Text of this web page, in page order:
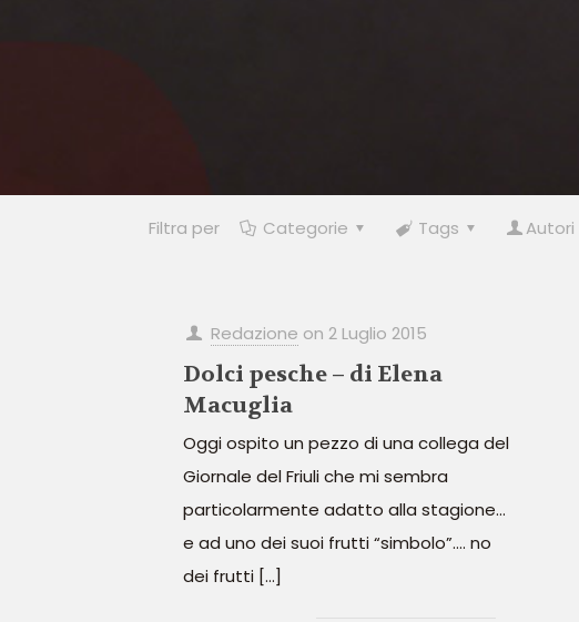
Filtra per Categorie Tags Autori
Redazione on 2 Luglio 2015
Dolci pesche – di Elena
Macuglia
Oggi ospito un pezzo di una collega del
Giornale del Friuli che mi sembra
particolarmente adatto alla stagione…
e ad uno dei suoi frutti “simbolo”…. no
dei frutti[…]